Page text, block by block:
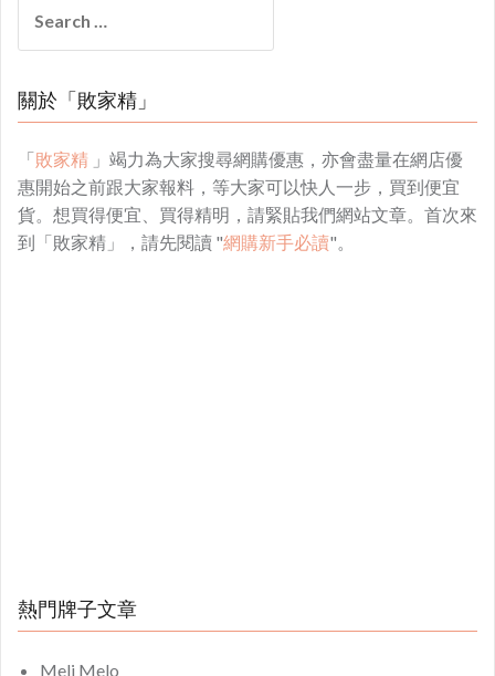
for:
關於「敗家精」
「敗家精 」竭力為大家搜尋網購優惠，亦會盡量在網店優
惠開始之前跟大家報料，等大家可以快人一步，買到便宜
貨。想買得便宜、買得精明，請緊貼我們網站文章。首次來
到「敗家精」，請先閱讀 "網購新手必讀"。
熱門牌子文章
Meli Melo